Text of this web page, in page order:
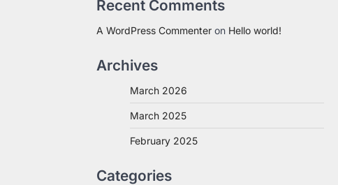
Recent Comments
A WordPress Commenter on Hello world!
Archives
March 2026
March 2025
February 2025
Categories